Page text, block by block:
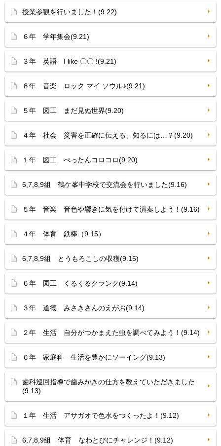
授業参観を行いました！(9.22)
６年 学年集会(9.21)
３年 英語 I like 〇〇 !(9.21)
６年 音楽 ロック マイ ソウル♪(9.21)
５年 図工 まだ見ぬ世界(9.20)
４年 社会 災害を正確に伝える、知るには…？(9.20)
１年 図工 ぺったんコロコロ(9.20)
6,7,8,9組 鶴ケ峯中学校で交流会を行いました(9.16)
５年 音楽 音色や響きに気を付けて演奏しよう！(9.16)
４年 体育 鉄棒（9.15）
6,7,8,9組 とうもろこしの収穫(9.15)
６年 図工 くるくるクランク(9.14)
３年 道徳 みさきさんのえがお(9.14)
２年 生活 自分がつかまえた虫を調べてみよう！(9.14)
６年 家庭科 生活を豊かにソーイング(9.13)
歯科巡回指導で歯みがきの仕方を教えていただきました
(9.13)
１年 生活 アサガオで色水をつくったよ！(9.12)
6,7,8,9組 体育 なわとびにチャレンジ！(9.12)